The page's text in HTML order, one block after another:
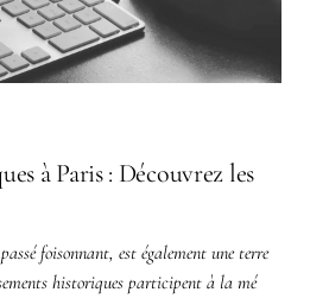
à Paris : Découvrez les
foisonnant, est également une terre
historiques participent à la mé